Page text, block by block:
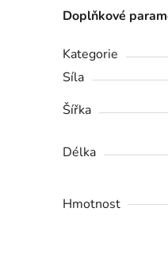
Doplňkové
Kategorie
Síla
Šířka
Délka
Hmotnost